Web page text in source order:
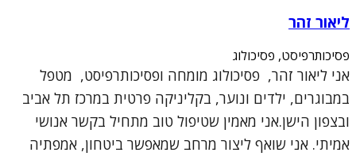
ליאור זהר
פסיכותרפיסט, פסיכולוג
אני ליאור זהר, פסיכולוג מומחה ופסיכותרפיסט, מטפל
במבוגרים, ילדים ונוער, בקליניקה פרטית במרכז תל אביב
ובצפון הישן.אני מאמין שטיפול טוב מתחיל בקשר אנושי
אמיתי. אני שואף ליצור מרחב שמאפשר ביטחון, אמפתיה